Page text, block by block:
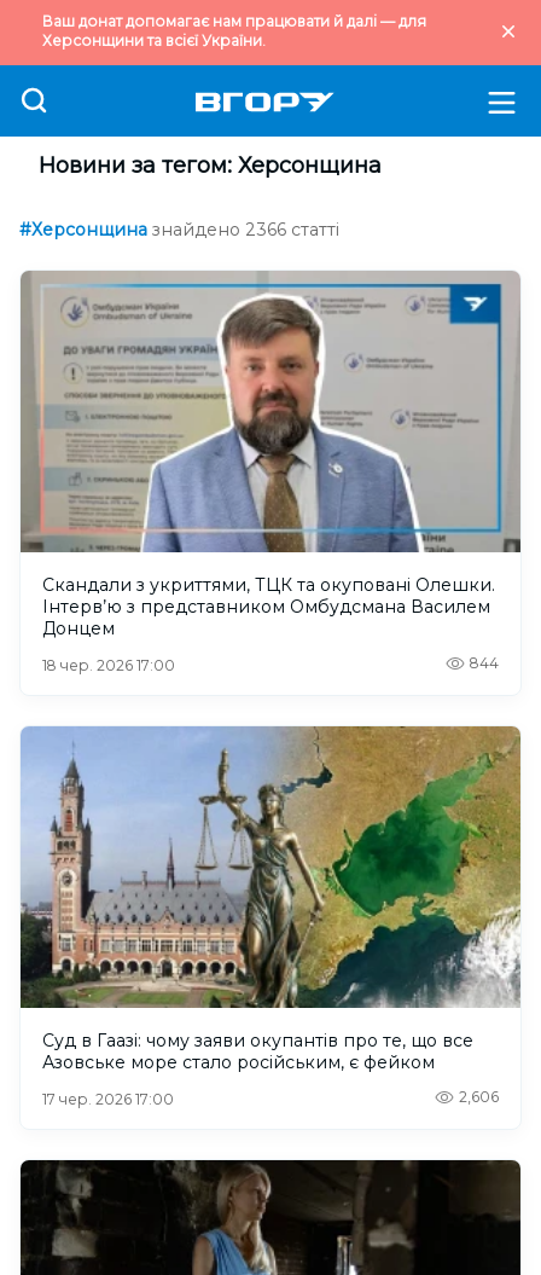
Ваш донат допомагає нам працювати й далі — для
Херсонщини та всієї України.
Новини за тегом: Херсонщина
#Херсонщина знайдено 2366 статті
Скандали з укриттями, ТЦК та окуповані Олешки.
Інтерв’ю з представником Омбудсмана Василем
Донцем
18 чер. 2026 17:00 844
Суд в Гаазі: чому заяви окупантів про те, що все
Азовське море стало російським, є фейком
17 чер. 2026 17:00 2,606